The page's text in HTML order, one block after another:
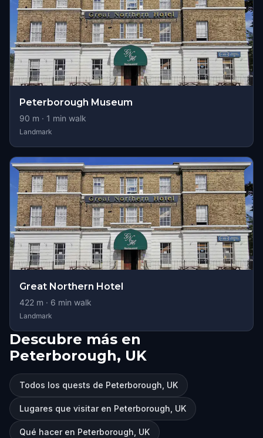
Peterborough Museum
90 m · 1 min walk
Landmark
Great Northern Hotel
422 m · 6 min walk
Landmark
Descubre más en
Peterborough, UK
Todos los quests de Peterborough, UK
Lugares que visitar en Peterborough, UK
Qué hacer en Peterborough, UK